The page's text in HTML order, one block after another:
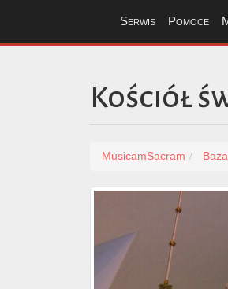
Serwis Pomoce
Kościół
MusicamSacram